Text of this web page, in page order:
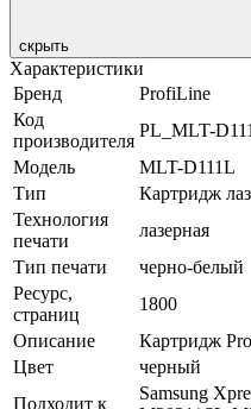
скрыть
Характеристики
Бренд
ProfiLine
Код
производителя
PL_MLT-
Модель
MLT-D111L
Тип
Картридж
Технология
печати
лазерная
Тип печати
черно-белый
Ресурс,
страниц
1800
Описание
Картридж
Цвет
черный
Подходит к
Samsung